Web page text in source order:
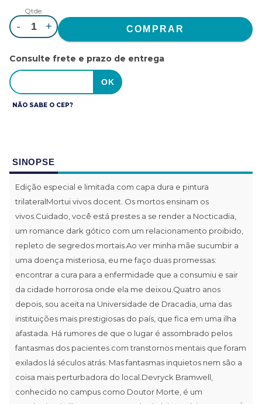
Qtde.
- +
Consulte frete e prazo de entrega
NÃO SABE O CEP?
SINOPSE
Edição especial e limitada com capa dura e pintura
trilateralMortui vivos docent. Os mortos ensinam os
vivos.Cuidado, você está prestes a se render a Nocticadia,
um romance dark gótico com um relacionamento proibido,
repleto de segredos mortais.Ao ver minha mãe sucumbir a
uma doença misteriosa, eu me faço duas promessas:
encontrar a cura para a enfermidade que a consumiu e sair
da cidade horrorosa onde ela me deixou.Quatro anos
depois, sou aceita na Universidade de Dracadia, uma das
instituições mais prestigiosas do país, que fica em uma ilha
afastada. Há rumores de que o lugar é assombrado pelos
fantasmas dos pacientes com transtornos mentais que foram
exilados lá séculos atrás. Mas fantasmas inquietos nem são a
coisa mais perturbadora do local.Devryck Bramwell,
conhecido no campus como Doutor Morte, é um